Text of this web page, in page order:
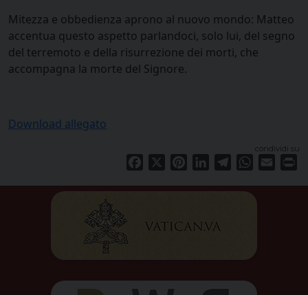
Mitezza e obbedienza aprono al nuovo mondo: Matteo
accentua questo aspetto parlandoci, solo lui, del segno
del terremoto e della risurrezione dei morti, che
accompagna la morte del Signore.
Download allegato
condividi su
Facebook PinterestLinkedInTelegramWhatsApp
Email